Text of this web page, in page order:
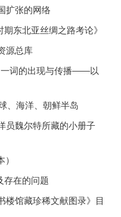
扩张的网络
东北亚丝绸之路考论》
源总库
一词的出现与传播——以
、海洋、朝鲜半岛
员魏尔特所藏的小册子
存在的问题
楼馆藏珍稀文献图录》目